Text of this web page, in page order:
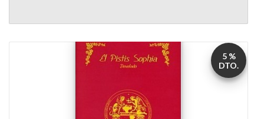
5 %
DTO.